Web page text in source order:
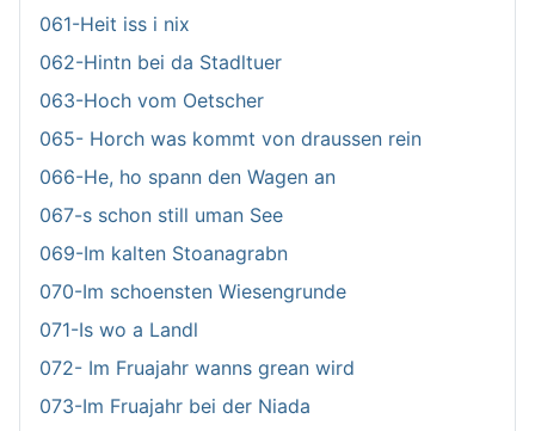
061-Heit iss i nix
062-Hintn bei da Stadltuer
063-Hoch vom Oetscher
065- Horch was kommt von draussen rein
066-He, ho spann den Wagen an
067-s schon still uman See
069-Im kalten Stoanagrabn
070-Im schoensten Wiesengrunde
071-Is wo a Landl
072- Im Fruajahr wanns grean wird
073-Im Fruajahr bei der Niada